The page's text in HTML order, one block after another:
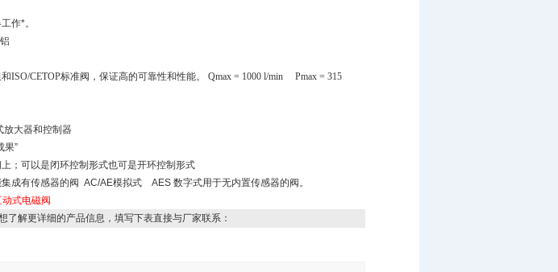
作*。
ISO/CETOP标准阀，保证高的可靠性和性能。 Qmax = 1000 l/min Pmax = 315
放大器和控制器
果”
；可以是闭环控制形式也可是开环控制形式
成有传感器的阀 AC/AE模拟式 AES 数字式用于无内置传感器的阀。
动式电磁阀
了解更详细的产品信息，填写下表直接与厂家联系：